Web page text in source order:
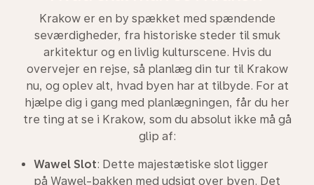
Krakow er en by spækket med spændende
seværdigheder, fra historiske steder til smuk
arkitektur og en livlig kulturscene. Hvis du
overvejer en rejse, så planlæg din tur til Krakow
nu, og oplev alt, hvad byen har at tilbyde. For at
hjælpe dig i gang med planlægningen, får du her
tre ting at se i Krakow, som du absolut ikke må gå
glip af:
Wawel Slot: Dette majestætiske slot ligger
på Wawel-bakken med udsigt over byen. Det